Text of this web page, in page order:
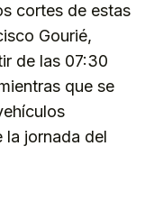
cortes de estas
Gourié,
de las 07:30
que se
la jornada del